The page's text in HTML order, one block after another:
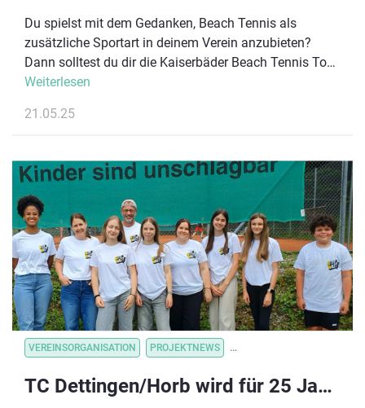
Du spielst mit dem Gedanken, Beach Tennis als
zusätzliche Sportart in deinem Verein anzubieten?
Dann solltest du dir die Kaiserbäder Beach Tennis Tour
2025 auf Usedom nicht entgehen lassen! Vom 22. bis
einmaliger Sommerkulisse, aber auch die perfekte
auszuprobieren und dich mit Spieler:innen sowie
Turnierausrichter:innen auszutauschen. Egal ob kleiner
Verein oder großer Club – lass dich vom Beach Tennis-
Spirit begeistern und sammle vor Ort praktische
Impulse, wie du die Trendsportart in deinen
Vereinsalltag integrieren kannst.
Weiterlesen
21.05.25
VEREINSORGANISATION PROJEKTNEWS VEREINSORGANISATION
TC Dettingen/Horb wird für 25 Jahre Kinderrechte im Verein ausgezeichnet